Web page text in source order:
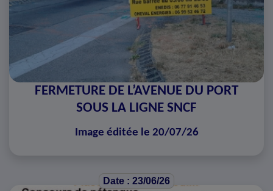
FERMETURE DE L’AVENUE DU PORT
SOUS LA LIGNE SNCF
Image éditée le 20/07/26
Date : 23/06/26